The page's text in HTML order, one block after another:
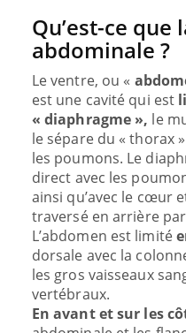
Qu’est-ce que
abdominale ?
Le ventre, ou «
est une cavité qui est
« diaphragme », le
le sépare du « thorax
les poumons. Le
direct avec les
ainsi qu’avec le cœur
traversé en arrière
L’abdomen est limité
dorsale avec la
les gros vaisseaux
vertébraux.
En avant et sur les